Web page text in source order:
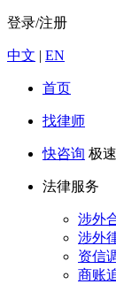
登录/注册
中文 | EN
首页
找律师
快咨询 极速
法律服务
涉外
涉外
资信
商账